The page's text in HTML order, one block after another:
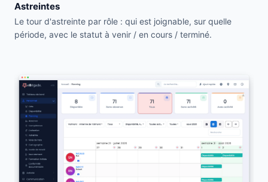
Astreintes
Le tour d'astreinte par rôle : qui est joignable, sur quelle
période, avec le statut à venir / en cours / terminé.